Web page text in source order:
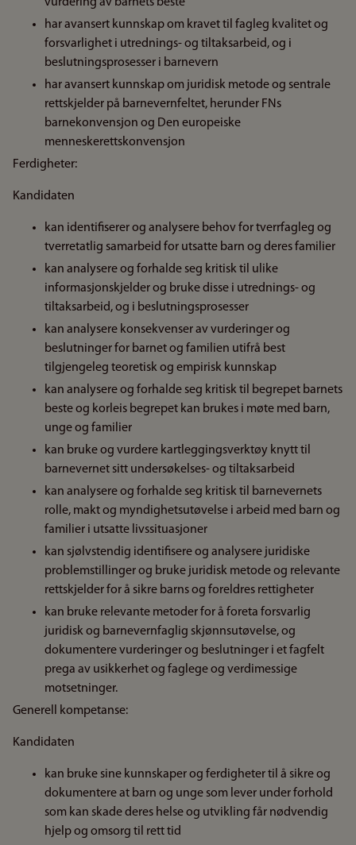
har avansert kunnskap om kravet til fagleg kvalitet og
forsvarlighet i utrednings- og tiltaksarbeid, og i
beslutningsprosesser i barnevern
har avansert kunnskap om juridisk metode og sentrale
rettskjelder på barnevernfeltet, herunder FNs
barnekonvensjon og Den europeiske
menneskerettskonvensjon
Ferdigheter:
Kandidaten
kan identifiserer og analysere behov for tverrfagleg og
tverretatlig samarbeid for utsatte barn og deres familier
kan analysere og forhalde seg kritisk til ulike
informasjonskjelder og bruke disse i utrednings- og
tiltaksarbeid, og i beslutningsprosesser
kan analysere konsekvenser av vurderinger og
beslutninger for barnet og familien utifrå best
tilgjengeleg teoretisk og empirisk kunnskap
kan analysere og forhalde seg kritisk til begrepet barnets
beste og korleis begrepet kan brukes i møte med barn,
unge og familier
kan bruke og vurdere kartleggingsverktøy knytt til
barnevernet sitt undersøkelses- og tiltaksarbeid
kan analysere og forhalde seg kritisk til barnevernets
rolle, makt og myndighetsutøvelse i arbeid med barn og
familier i utsatte livssituasjoner
kan sjølvstendig identifisere og analysere juridiske
problemstillinger og bruke juridisk metode og relevante
rettskjelder for å sikre barns og foreldres rettigheter
kan bruke relevante metoder for å foreta forsvarlig
juridisk og barnevernfaglig skjønnsutøvelse, og
dokumentere vurderinger og beslutninger i et fagfelt
prega av usikkerhet og faglege og verdimessige
motsetninger.
Generell kompetanse:
Kandidaten
kan bruke sine kunnskaper og ferdigheter til å sikre og
dokumentere at barn og unge som lever under forhold
som kan skade deres helse og utvikling får nødvendig
hjelp og omsorg til rett tid